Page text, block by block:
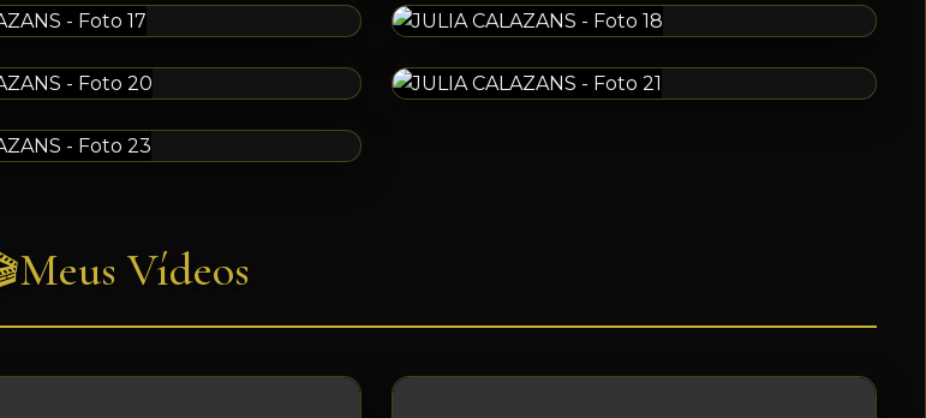
Meus Vídeos